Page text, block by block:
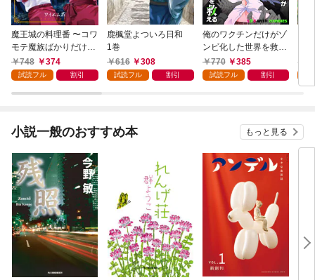
魔王城の料理番 〜コワ
モテ魔族ばかりだけ
ど、ホワイトな職場で
す〜 1巻
748 374
試読フル 割引
鹿楓堂よついろ日和
1巻
616
308
試読フル 割引
俺のワクチンだけがゾ
ンビ化した世界を救え
る 1巻
770 385
試読フル 割引
小説一般のおすすめ本 もっと見る